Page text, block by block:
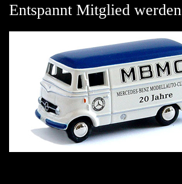
Entspannt Mitglied werden